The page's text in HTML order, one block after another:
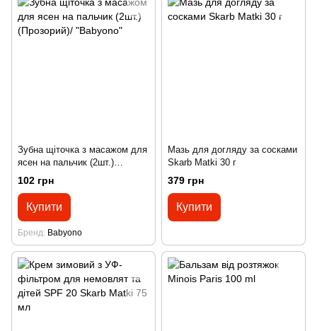
Зубна щіточка з масажом для
ясен на пальчик (2шт.)
(Прозорий)/ "Babyono"
102 грн
Купити
Бренд Babyono
Мазь для догляду за сосками
Skarb Matki 30 г
379 грн
Купити